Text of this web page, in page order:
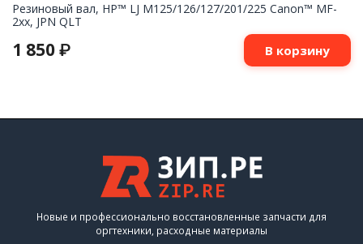
Резиновый вал, HP™ LJ M125/126/127/201/225 Canon™ MF-
2xx, JPN QLT
1 850 ₽ В корзину
Новые и профессионально восстановленные запчасти для
оргтехники, расходные материалы